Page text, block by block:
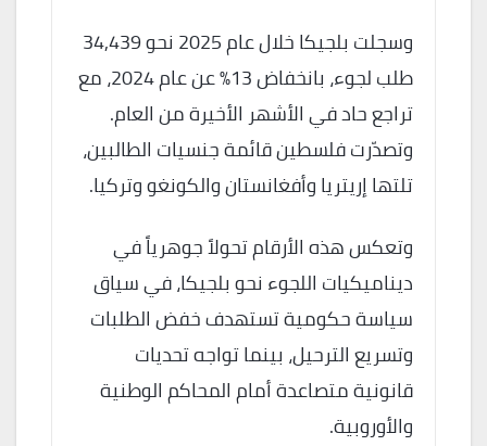
وسجلت بلجيكا خلال عام 2025 نحو 34,439
طلب لجوء، بانخفاض 13% عن عام 2024، مع
تراجع حاد في الأشهر الأخيرة من العام.
وتصدّرت فلسطين قائمة جنسيات الطالبين،
تلتها إريتريا وأفغانستان والكونغو وتركيا.
وتعكس هذه الأرقام تحولاً جوهرياً في
ديناميكيات اللجوء نحو بلجيكا، في سياق
سياسة حكومية تستهدف خفض الطلبات
وتسريع الترحيل، بينما تواجه تحديات
قانونية متصاعدة أمام المحاكم الوطنية
والأوروبية.